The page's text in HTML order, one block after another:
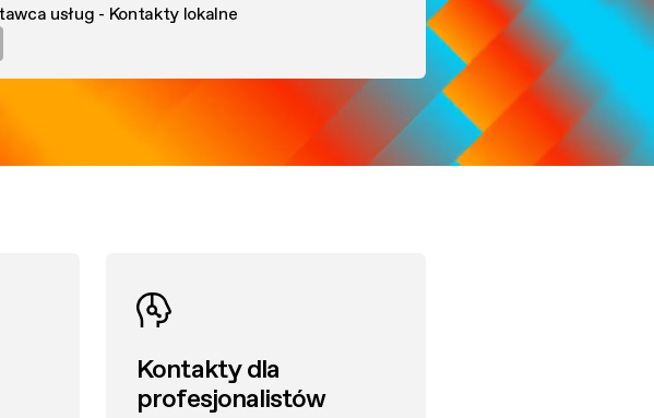
usług - Kontakty lokalne
Kontakty dla
profesjonalistów